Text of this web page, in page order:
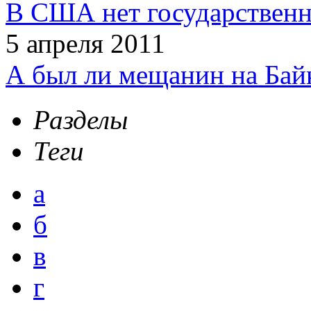
В США нет
5 апреля 2011
А был ли мещанин на
Разделы
Теги
а
б
в
г